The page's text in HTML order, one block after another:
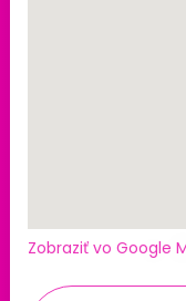
Zobraziť vo Google